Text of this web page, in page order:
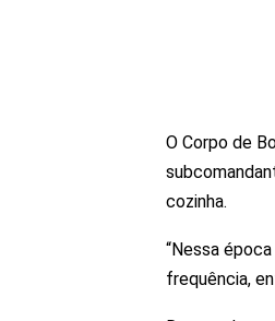
O Corpo de
cozinha.
“Nessa
frequência,